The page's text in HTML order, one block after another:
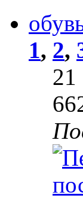
1, 2,
21